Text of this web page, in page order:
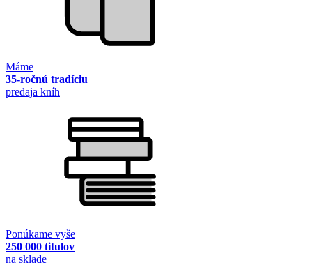
Máme
35-ročnú tradíciu
predaja kníh
Ponúkame vyše
250 000 titulov
na sklade